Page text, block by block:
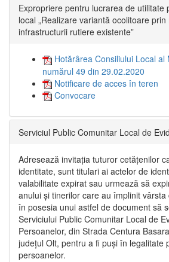
Expropriere pentru lucrarea de utilitate
local „Realizare variantă ocolitoare
infrastructurii rutiere existente”
Hotărârea Consiliului Local al
numărul 49 din 29.02.2020
Notificare de acces în teren
Convocare
Serviciul Public Comunitar Local de
Adresează invitația tuturor cetățenilor
identitate, sunt titulari ai actelor de
valabilitate expirat sau urmează să
anului și tinerilor care au împlinit
în posesia unui astfel de document să
Serviciului Public Comunitar Local de
Persoanelor, din Strada Centura
județul Olt, pentru a fi puși în legalitate
persoanelor.